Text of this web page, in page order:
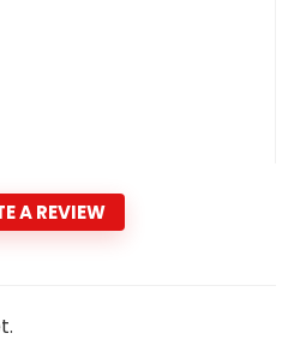
A REVIEW